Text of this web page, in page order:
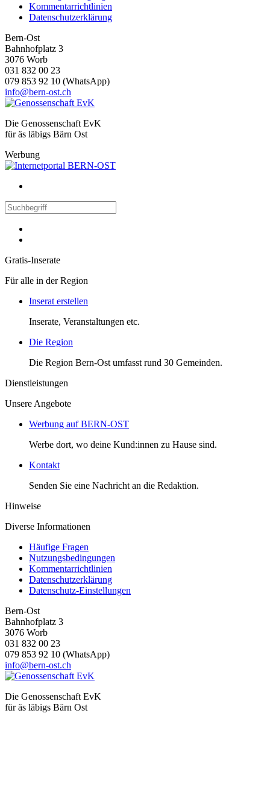
Kommentarrichtlinien
Datenschutzerklärung
Bern-Ost
Bahnhofplatz 3
3076 Worb
031 832 00 23
079 853 92 10 (WhatsApp)
info@bern-ost.ch
Die Genossenschaft EvK
für äs läbigs Bärn Ost
Werbung
Gratis-Inserate
Für alle in der Region
Inserat erstellen
Inserate, Veranstaltungen etc.
Die Region
Die Region Bern-Ost umfasst rund 30 Gemeinden.
Dienstleistungen
Unsere Angebote
Werbung auf BERN-OST
Werbe dort, wo deine Kund:innen zu Hause sind.
Kontakt
Senden Sie eine Nachricht an die Redaktion.
Hinweise
Diverse Informationen
Häufige Fragen
Nutzungsbedingungen
Kommentarrichtlinien
Datenschutzerklärung
Datenschutz-Einstellungen
Bern-Ost
Bahnhofplatz 3
3076 Worb
031 832 00 23
079 853 92 10 (WhatsApp)
info@bern-ost.ch
Die Genossenschaft EvK
für äs läbigs Bärn Ost